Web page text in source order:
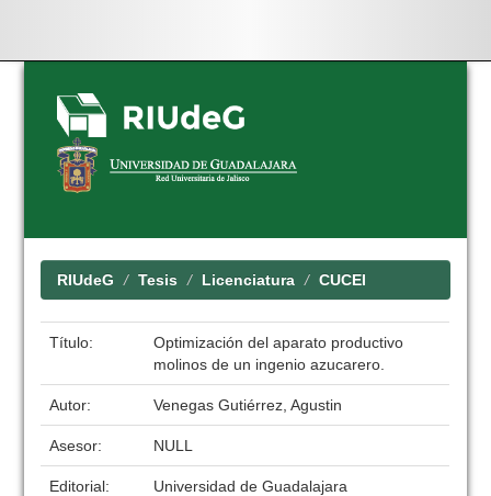
Skip
navigation
RIUdeG Tesis Licenciatura CUCEI
Título:
Optimización del aparato productivo
molinos de un ingenio azucarero.
Autor: Venegas Gutiérrez, Agustin
Asesor: NULL
Editorial:
Universidad de Guadalajara